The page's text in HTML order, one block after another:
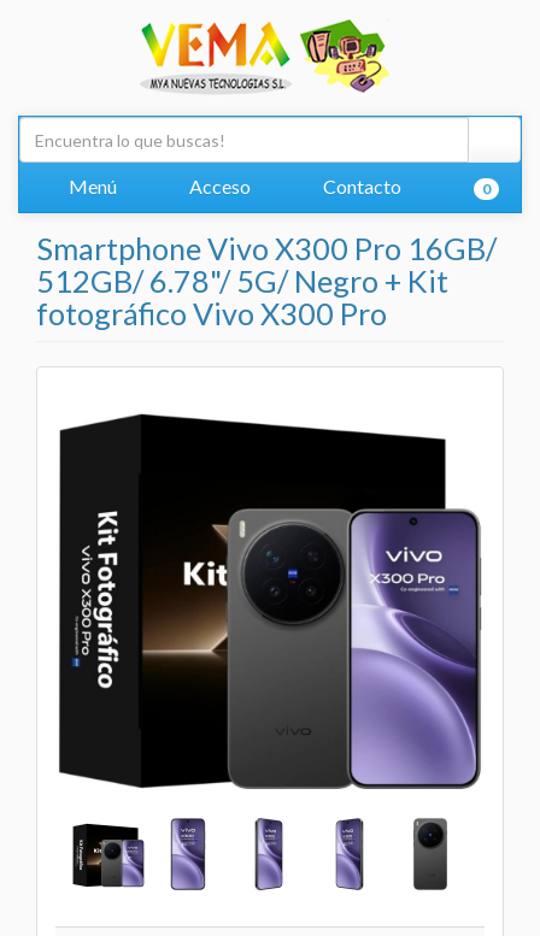
Menú Acceso Contacto 0
Smartphone Vivo X300 Pro 16GB/
512GB/ 6.78"/ 5G/ Negro + Kit
fotográfico Vivo X300 Pro